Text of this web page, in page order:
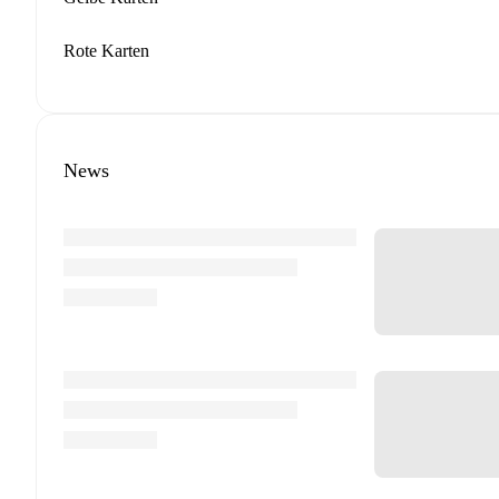
Rote Karten
News